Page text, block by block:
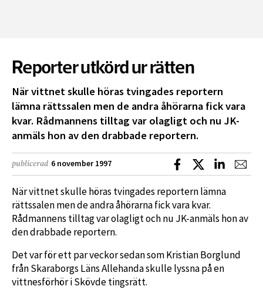
Reporter utkörd ur rätten
När vittnet skulle höras tvingades reportern
lämna rättssalen men de andra åhörarna fick vara
kvar. Rådmannens tilltag var olagligt och nu JK-
anmäls hon av den drabbade reportern.
publicerad 6 november 1997 Dela på Facebook
Dela på XDela på
När vittnet skulle höras tvingades reportern lämna
rättssalen men de andra åhörarna fick vara kvar.
Rådmannens tilltag var olagligt och nu JK-anmäls hon av
den drabbade reportern.
Det var för ett par veckor sedan som Kristian Borglund
från Skaraborgs Läns Allehanda skulle lyssna på en
vittnesförhör i Skövde tingsrätt.